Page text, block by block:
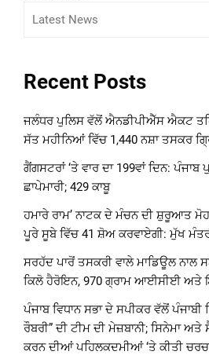
Recent Posts
ਜਲੰਧਰ ਪੁਲਿਸ ਵੱਲੋਂ ਐਨਡੀਪੀਐੱਸ ਐਕਟ
ਸੱਤ ਮਹੀਨਿਆਂ ਵਿੱਚ 1,440 ਨਸ਼ਾ ਤਸਕਰ
ਗੈਂਗਸਟਰਾਂ ‘ਤੇ ਵਾਰ ਦਾ 199ਵਾਂ ਦਿਨ:
ਛਾਪੇਮਾਰੀ; 429 ਕਾਬੂ
ਹਮਾਰੇ ਰਾਮ’ ਨਾਟਕ ਦੇ ਮੰਚਨ ਦੀ ਸ਼ੁਰੂਆਤ
ਪੂਰੇ ਸੂਬੇ ਵਿੱਚ 41 ਸ਼ੋਅ ਕਰਵਾਏਗੀ: ਮੁੱਖ
ਸਰਹੱਦ ਪਾਰੋਂ ਤਸਕਰੀ ਵਾਲੇ ਮਾਡਿਊਲ ਨਾਲ
ਕਿਲੋ ਹੈਰੋਇਨ, 970 ਗ੍ਰਾਮ ਆਈਸੀਈ ਅਤੇ
ਪੰਜਾਬ ਵਿਧਾਨ ਸਭਾ ਦੇ ਸਪੀਕਰ ਵੱਲੋਂ ਪੰਜਾਬੀ
ਰੌਬਰੀ” ਦੀ ਟੀਮ ਦੀ ਮੇਜ਼ਬਾਨੀ; ਸਿਨੇਮਾ
ਕਰਨ ਦੀਆਂ ਪਹਿਲਕਦਮੀਆਂ ‘ਤੇ ਕੀਤੀ